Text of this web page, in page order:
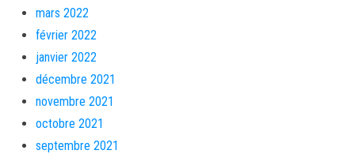
mars 2022
février 2022
janvier 2022
décembre 2021
novembre 2021
octobre 2021
septembre 2021